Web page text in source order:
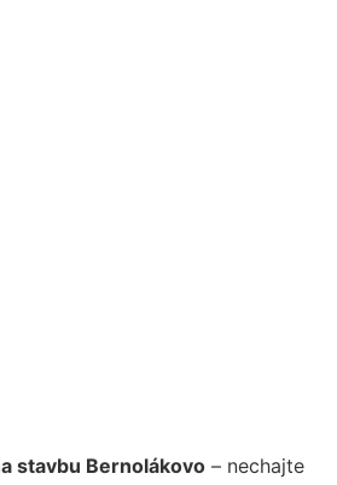
stavbu Bernolákovo – nechajte